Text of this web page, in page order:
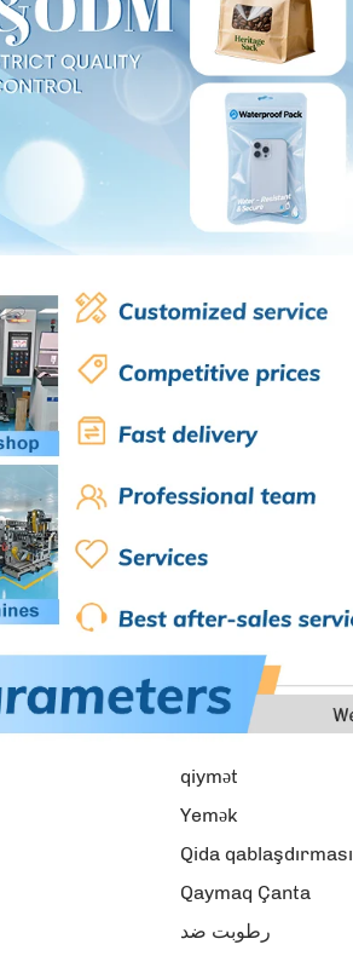
qiymət
Yemək
Qida qablaşdırması
Qaymaq Çanta
رطوبت ضد